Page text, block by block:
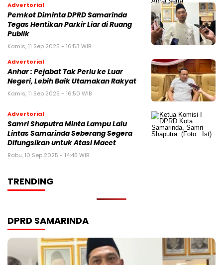
Advertorial
Pemkot Diminta DPRD Samarinda
Tegas Hentikan Parkir Liar di Ruang
Publik
Kamis, 11 Sep 2025 - 16:53 WIB
Advertorial
Anhar : Pejabat Tak Perlu ke Luar
Negeri, Lebih Baik Utamakan Rakyat
Kamis, 11 Sep 2025 - 16:50 WIB
Advertorial
Samri Shaputra Minta Lampu Lalu
Lintas Samarinda Seberang Segera
Difungsikan untuk Atasi Macet
Rabu, 10 Sep 2025 - 14:45 WIB
TRENDING
DPRD SAMARINDA